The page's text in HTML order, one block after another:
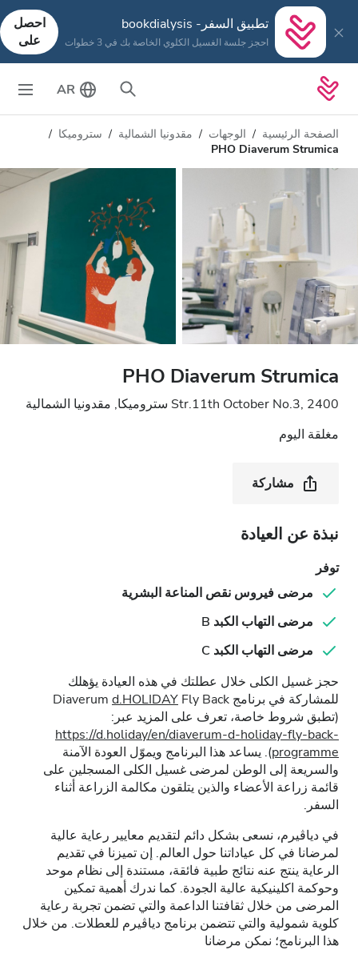
تطبيق السفر- bookdialysis
احجز جلسة الغسيل الكلوي الخاصة بك في 3 خطوات
احصل
على
AR
الصفحة الرئيسية الوجهات مقدونيا الشمالية
ستروميكا
PHO Diaverum Strumica
PHO Diaverum Strumica
Str.11th October No.3, 2400 ستروميكا, مقدونيا الشمالية
مغلقة اليوم
مشاركة
نبذة عن العيادة
توفر
مرضى فيروس نقص المناعة البشرية
مرضى التهاب الكبد B
مرضى التهاب الكبد C
حجز غسيل الكلى خلال عطلتك في هذه العيادة يؤهلك
للمشاركة في برنامج Diaverum
d.HOLIDAY Fly Back
(تطبق شروط خاصة، تعرف على المزيد عبر:
https://d.holiday/en/diaverum-d-holiday-fly-back-
programme). يساعد هذا البرنامج ويموّل العودة الآمنة
والسريعة إلى الوطن لمرضى غسيل الكلى المسجلين على
قائمة زراعة الأعضاء والذين يتلقون مكالمة الزراعة أثناء
السفر.
في دياڤيرم، نسعى بشكل دائم لتقديم معايير رعاية عالية
لمرضانا في كل عياداتنا حول العالم. إن تميزنا في تقديم
الرعاية ينتج عنه نتائج طبية فائقة، مستندة إلى نظام موحد
وحوكمة اكلينيكية عالية الجودة. كما ندرك أهمية تمكين
المرضى من خلال ثقافتنا الداعمة والتي تضمن تجربة رعاية
كلوية شمولية والتي تتضمن برنامج دياڤيرم للعطلات. من خلال
هذا البرنامج؛ نمكن مرضانا